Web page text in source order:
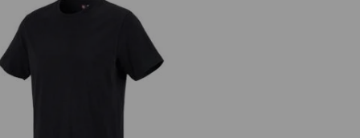
e.s. T-Shirt cotton